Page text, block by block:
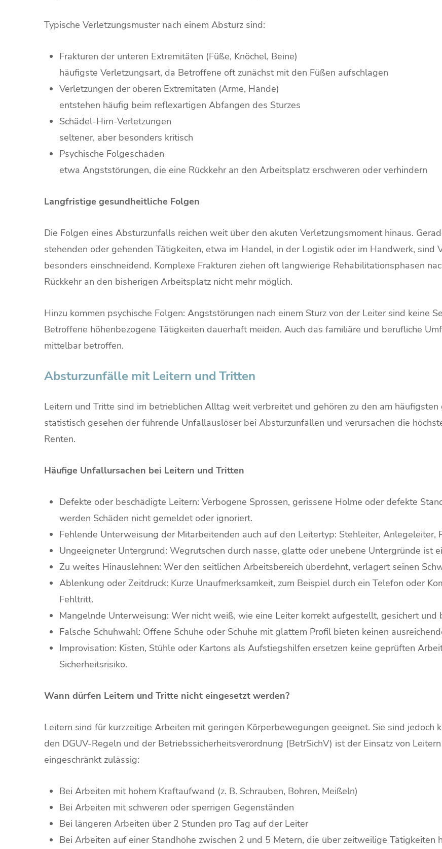
Typische Verletzungsmuster nach einem Absturz sind:
Frakturen der unteren Extremitäten (Füße, Knöchel, Beine)
häufigste Verletzungsart, da Betroffene oft zunächst mit den Füßen aufschlagen
Verletzungen der oberen Extremitäten (Arme, Hände)
entstehen häufig beim reflexartigen Abfangen des Sturzes
Schädel-Hirn-Verletzungen
seltener, aber besonders kritisch
Psychische Folgeschäden
etwa Angststörungen, die eine Rückkehr an den Arbeitsplatz erschweren oder verhindern
Langfristige gesundheitliche Folgen
Die Folgen eines Absturzunfalls reichen weit über den akuten Verletzungsmoment hinaus.
stehenden oder gehenden Tätigkeiten, etwa im Handel, in der Logistik oder im Handwerk, sind
besonders einschneidend. Komplexe Frakturen ziehen oft langwierige Rehabilitationsphasen
Rückkehr an den bisherigen Arbeitsplatz nicht mehr möglich.
Hinzu kommen psychische Folgen: Angststörungen nach einem Sturz von der Leiter sind keine
Betroffene höhenbezogene Tätigkeiten dauerhaft meiden. Auch das familiäre und berufliche
mittelbar betroffen.
Absturzunfälle mit Leitern und Tritten
Leitern und Tritte sind im betrieblichen Alltag weit verbreitet und gehören zu den am
statistisch gesehen der führende Unfallauslöser bei Absturzunfällen und verursachen die
Renten.
Häufige Unfallursachen bei Leitern und Tritten
Defekte oder beschädigte Leitern: Verbogene Sprossen, gerissene Holme oder defekte
werden Schäden nicht gemeldet oder ignoriert.
Fehlende Unterweisung der Mitarbeitenden auch auf den Leitertyp: Stehleiter, Anlegeleiter,
Ungeeigneter Untergrund: Wegrutschen durch nasse, glatte oder unebene Untergründe ist
Zu weites Hinauslehnen: Wer den seitlichen Arbeitsbereich überdehnt, verlagert seinen
Ablenkung oder Zeitdruck: Kurze Unaufmerksamkeit, zum Beispiel durch ein Telefon oder
Fehltritt.
Mangelnde Unterweisung: Wer nicht weiß, wie eine Leiter korrekt aufgestellt, gesichert
Falsche Schuhwahl: Offene Schuhe oder Schuhe mit glattem Profil bieten keinen
Improvisation: Kisten, Stühle oder Kartons als Aufstiegshilfen ersetzen keine geprüften
Sicherheitsrisiko.
Wann dürfen Leitern und Tritte nicht eingesetzt werden?
Leitern sind für kurzzeitige Arbeiten mit geringen Körperbewegungen geeignet. Sie sind jedoch
den DGUV-Regeln und der Betriebssicherheitsverordnung (BetrSichV) ist der Einsatz von
eingeschränkt zulässig:
Bei Arbeiten mit hohem Kraftaufwand (z. B. Schrauben, Bohren, Meißeln)
Bei Arbeiten mit schweren oder sperrigen Gegenständen
Bei längeren Arbeiten über 2 Stunden pro Tag auf der Leiter
Bei Arbeiten auf einer Standhöhe zwischen 2 und 5 Metern, die über zeitweilige Tätigkeiten